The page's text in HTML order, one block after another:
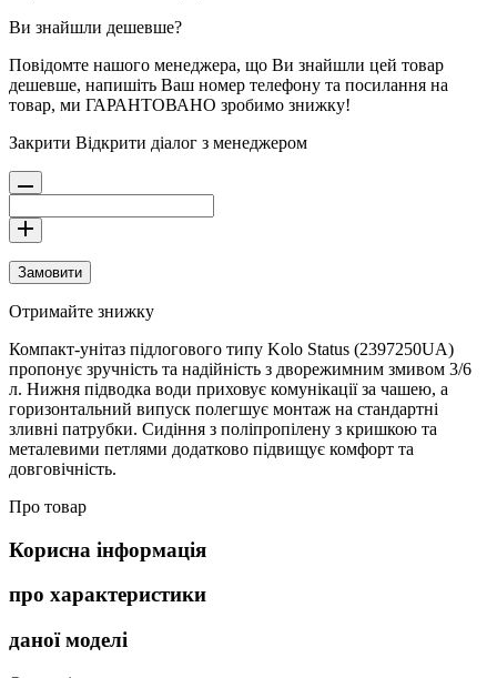
Ви знайшли дешевше?
Повідомте нашого менеджера, що Ви знайшли цей товар
дешевше, напишіть Ваш номер телефону та посилання на
товар, ми ГАРАНТОВАНО зробимо знижку!
Закрити Відкрити діалог з менеджером
Замовити
Отримайте знижку
Компакт-унітаз підлогового типу Kolo Status (2397250UA)
пропонує зручність та надійність з дворежимним змивом 3/6
л. Нижня підводка води приховує комунікації за чашею, а
горизонтальний випуск полегшує монтаж на стандартні
зливні патрубки. Сидіння з поліпропілену з кришкою та
металевими петлями додатково підвищує комфорт та
довговічність.
Про товар
Корисна інформація
про характеристики
даної моделі